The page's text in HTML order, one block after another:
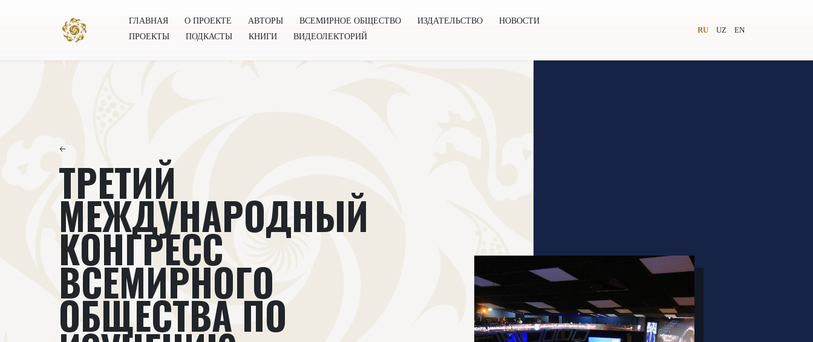
ГЛАВНАЯ О ПРОЕКТЕ АВТОРЫ ВСЕМИРНОЕ ОБЩЕСТВО ИЗДАТЕЛЬСТВО
НОВОСТИ
ПРОЕКТЫ
ПОДКАСТЫ КНИГИ ВИДЕОЛЕКТОРИЙ
RU UZ EN
←
ТРЕТИЙ
МЕЖДУНАРОДНЫЙ
КОНГРЕСС
ВСЕМИРНОГО
ОБЩЕСТВА ПО